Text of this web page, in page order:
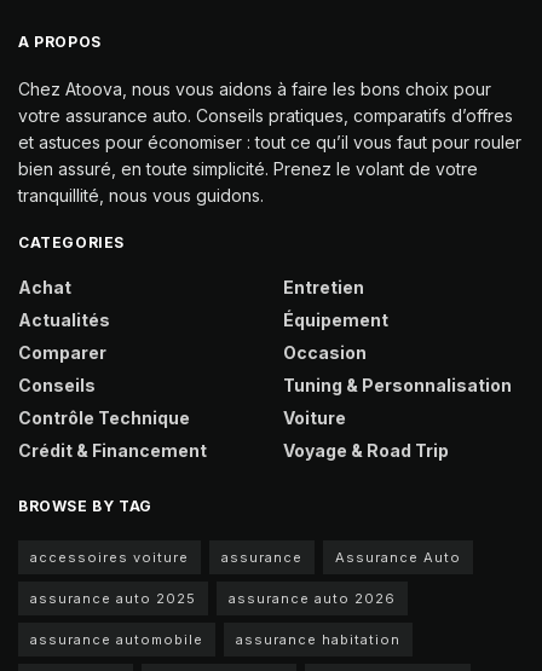
A PROPOS
Chez Atoova, nous vous aidons à faire les bons choix pour
votre assurance auto. Conseils pratiques, comparatifs d’offres
et astuces pour économiser : tout ce qu’il vous faut pour rouler
bien assuré, en toute simplicité. Prenez le volant de votre
tranquillité, nous vous guidons.
CATEGORIES
Achat
Actualités
Comparer
Conseils
Contrôle Technique
Crédit & Financement
Entretien
Équipement
Occasion
Tuning & Personnalisation
Voiture
Voyage & Road Trip
BROWSE BY TAG
accessoires voiture assurance Assurance Auto
assurance auto 2025 assurance auto 2026
assurance automobile assurance habitation